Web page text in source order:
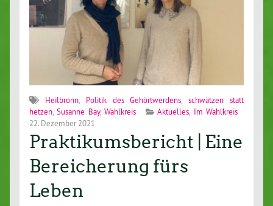
Heilbronn, Politik des Gehörtwerdens ,schwätzen statt
hetzen ,Susanne Bay,Wahlkreis Aktuelles Im Wahlkreis
22. Dezember 2021
Praktikumsbericht | Eine
Bereicherung fürs
Leben